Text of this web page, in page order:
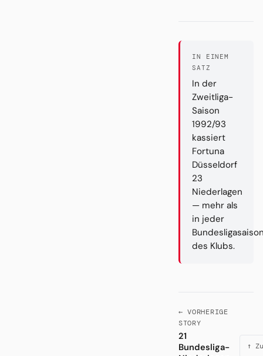
IN EINEM
SATZ
In der
Zweitliga-
Saison
1992/93
kassiert
Fortuna
Düsseldorf
23
Niederlagen
— mehr als
in jeder
des Klubs.
← VORHERIGE
STORY
21
Bundesliga-
↑